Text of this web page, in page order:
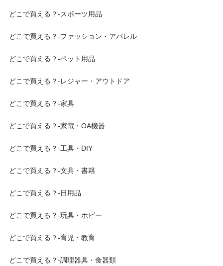
どこで買える？-スポーツ用品
どこで買える？-ファッション・アパレル
どこで買える？-ペット用品
どこで買える？-レジャー・アウトドア
どこで買える？-家具
どこで買える？-家電・OA機器
どこで買える？-工具・DIY
どこで買える？-文具・書籍
どこで買える？-日用品
どこで買える？-玩具・ホビー
どこで買える？-育児・教育
どこで買える？-調理器具・食器類